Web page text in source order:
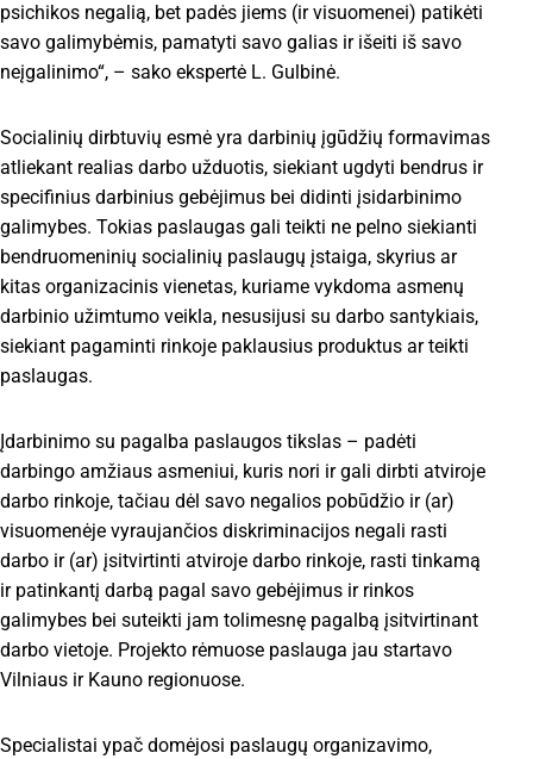
psichikos negalią, bet padės jiems (ir visuomenei) patikėti
savo galimybėmis, pamatyti savo galias ir išeiti iš savo
neįgalinimo“, – sako ekspertė L. Gulbinė.
Socialinių dirbtuvių esmė yra darbinių įgūdžių formavimas
atliekant realias darbo užduotis, siekiant ugdyti bendrus ir
specifinius darbinius gebėjimus bei didinti įsidarbinimo
galimybes. Tokias paslaugas gali teikti ne pelno siekianti
bendruomeninių socialinių paslaugų įstaiga, skyrius ar
kitas organizacinis vienetas, kuriame vykdoma asmenų
darbinio užimtumo veikla, nesusijusi su darbo santykiais,
siekiant pagaminti rinkoje paklausius produktus ar teikti
paslaugas.
Įdarbinimo su pagalba paslaugos tikslas – padėti
darbingo amžiaus asmeniui, kuris nori ir gali dirbti atviroje
darbo rinkoje, tačiau dėl savo negalios pobūdžio ir (ar)
visuomenėje vyraujančios diskriminacijos negali rasti
darbo ir (ar) įsitvirtinti atviroje darbo rinkoje, rasti tinkamą
ir patinkantį darbą pagal savo gebėjimus ir rinkos
galimybes bei suteikti jam tolimesnę pagalbą įsitvirtinant
darbo vietoje. Projekto rėmuose paslauga jau startavo
Vilniaus ir Kauno regionuose.
Specialistai ypač domėjosi paslaugų organizavimo,